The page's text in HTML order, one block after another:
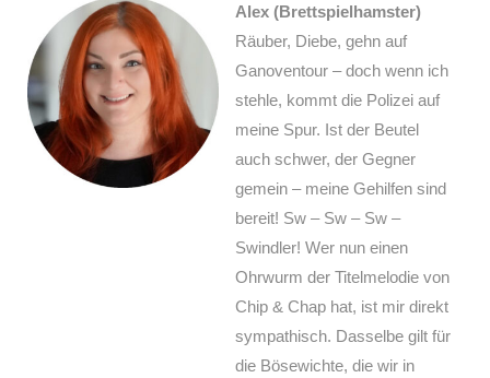
Alex (Brettspielhamster)
Räuber, Diebe, gehn auf
Ganoventour – doch wenn ich
stehle, kommt die Polizei auf
meine Spur. Ist der Beutel
auch schwer, der Gegner
gemein – meine Gehilfen sind
bereit! Sw – Sw – Sw –
Swindler! Wer nun einen
Ohrwurm der Titelmelodie von
Chip & Chap hat, ist mir direkt
sympathisch. Dasselbe gilt für
die Bösewichte, die wir in